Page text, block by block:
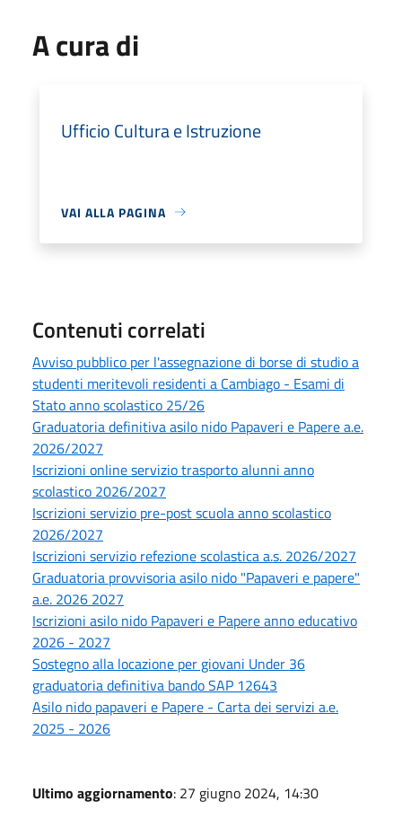
A cura di
Ufficio Cultura e Istruzione
VAI ALLA PAGINA
Contenuti correlati
Avviso pubblico per l'assegnazione di borse di studio a
studenti meritevoli residenti a Cambiago - Esami di
Stato anno scolastico 25/26
Graduatoria definitiva asilo nido Papaveri e Papere a.e.
2026/2027
Iscrizioni online servizio trasporto alunni anno
scolastico 2026/2027
Iscrizioni servizio pre-post scuola anno scolastico
2026/2027
Iscrizioni servizio refezione scolastica a.s. 2026/2027
Graduatoria provvisoria asilo nido "Papaveri e papere"
a.e. 2026 2027
Iscrizioni asilo nido Papaveri e Papere anno educativo
2026 - 2027
Sostegno alla locazione per giovani Under 36
graduatoria definitiva bando SAP 12643
Asilo nido papaveri e Papere - Carta dei servizi a.e.
2025 - 2026
Ultimo aggiornamento: 27 giugno 2024, 14:30